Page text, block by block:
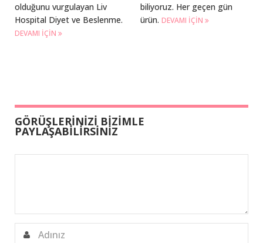
olduğunu vurgulayan Liv
Hospital Diyet ve Beslenme.
DEVAMI IÇIN
biliyoruz. Her geçen gün
ürün. DEVAMI IÇIN
GÖRÜŞLERİNİZİ BİZİMLE
PAYLAŞABİLİRSİNİZ